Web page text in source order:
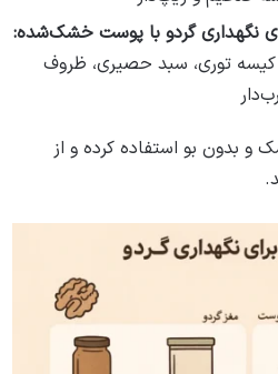
نگهداری گردو با پوست خشک‌شده:
کیسه توری، سبد حصیری، ظروف
و بدون بو استفاده کرده و از